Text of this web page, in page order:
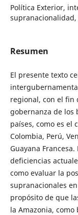
Política Exterior,
Resumen
El presente texto
regional, con el fin
gobernanza de los
países, como es el
Colombia, Perú,
Guayana
deficiencias
como evaluar la
supranacionales
propósito de que
la Amazonia,